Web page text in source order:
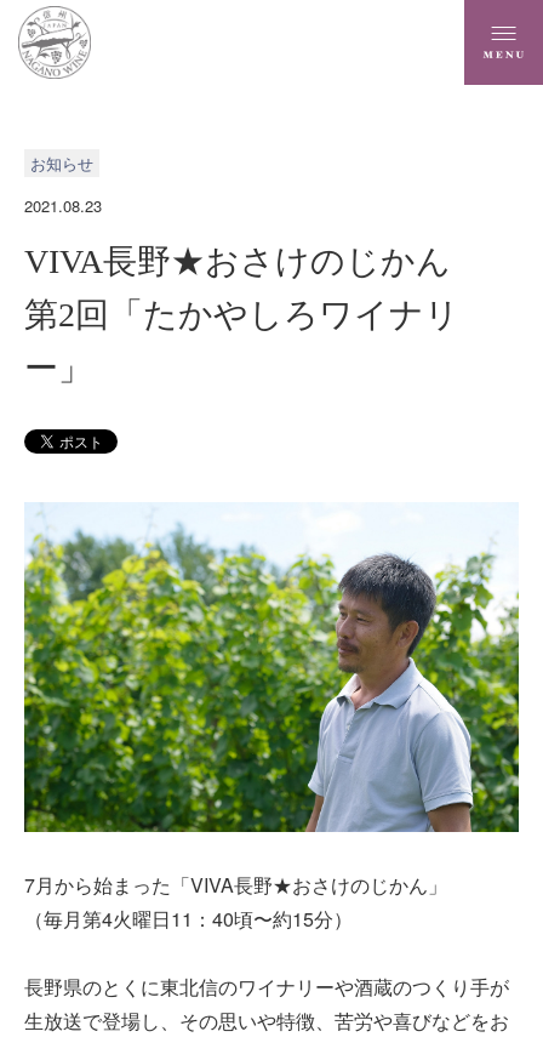
お知らせ
2021.08.23
VIVA長野★おさけのじかん
第2回「たかやしろワイナリ
ー」
7月から始まった「VIVA長野★おさけのじかん」
（毎月第4火曜日11：40頃〜約15分）
長野県のとくに東北信のワイナリーや酒蔵のつくり手が
生放送で登場し、その思いや特徴、苦労や喜びなどをお